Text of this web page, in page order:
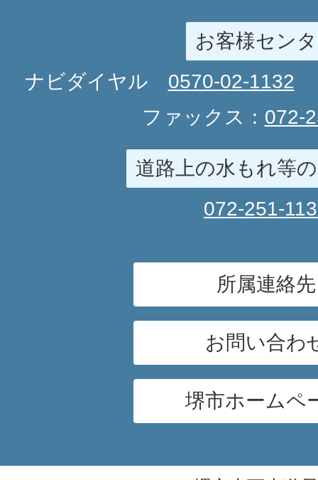
お客様セン
ナビダイヤル 0570-02-1132
ファックス： 072-
道路上の水もれ等
072-251-
所属連絡先
お問い合わ
堺市ホームペ